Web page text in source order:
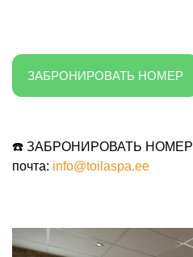
ЗАБРОНИРОВАТЬ НОМЕР
☎️ ЗАБРОНИРОВАТЬ НОМЕР
почта: info@toilaspa.ee